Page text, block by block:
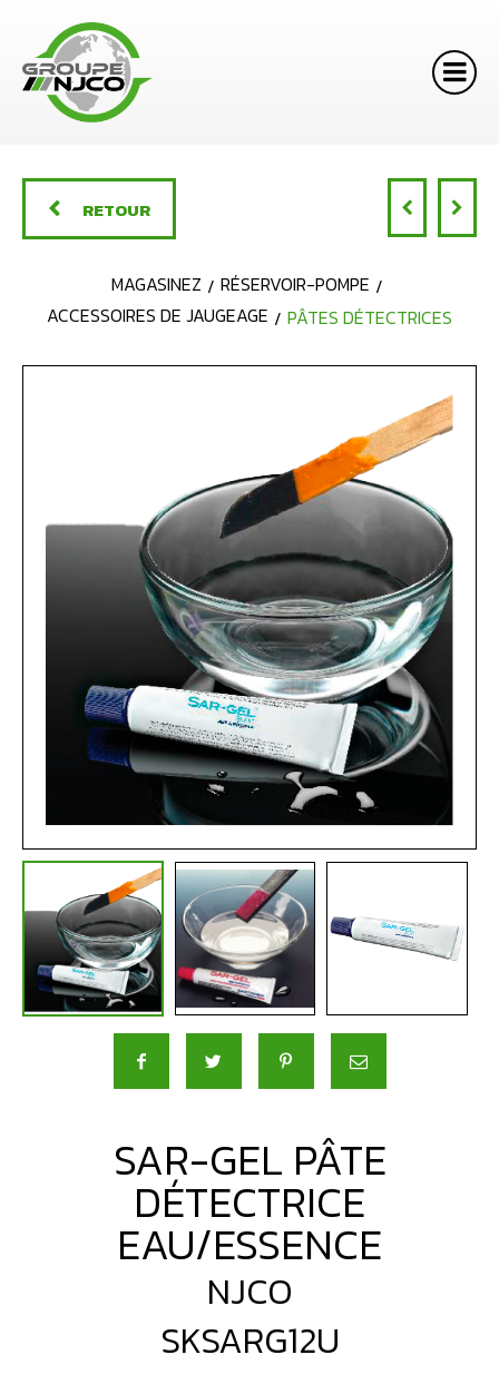
RETOUR
MAGASINEZ
RÉSERVOIR-POMPE
ACCESSOIRES DE JAUGEAGE
PÂTES DÉTECTRICES
SAR-GEL PÂTE
DÉTECTRICE
EAU/ESSENCE
NJCO
SKSARG12U